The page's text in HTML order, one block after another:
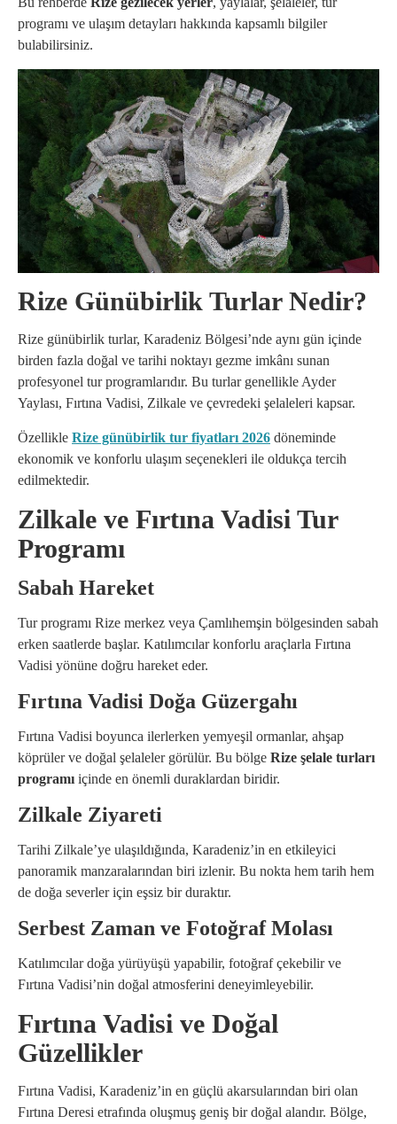
programı ve ulaşım detayları hakkında kapsamlı bilgiler
bulabilirsiniz.
Rize Günübirlik Turlar Nedir?
Rize günübirlik turlar, Karadeniz Bölgesi’nde aynı gün içinde
birden fazla doğal ve tarihi noktayı gezme imkânı sunan
profesyonel tur programlarıdır. Bu turlar genellikle Ayder
Yaylası, Fırtına Vadisi, Zilkale ve çevredeki şelaleleri kapsar.
Özellikle Rize günübirlik tur fiyatları 2026 döneminde
ekonomik ve konforlu ulaşım seçenekleri ile oldukça tercih
edilmektedir.
Zilkale ve Fırtına Vadisi Tur
Programı
Sabah Hareket
Tur programı Rize merkez veya Çamlıhemşin bölgesinden sabah
erken saatlerde başlar. Katılımcılar konforlu araçlarla Fırtına
Vadisi yönüne doğru hareket eder.
Fırtına Vadisi Doğa Güzergahı
Fırtına Vadisi boyunca ilerlerken yemyeşil ormanlar, ahşap
köprüler ve doğal şelaleler görülür. Bu bölge Rize şelale turları
programı içinde en önemli duraklardan biridir.
Zilkale Ziyareti
Tarihi Zilkale’ye ulaşıldığında, Karadeniz’in en etkileyici
panoramik manzaralarından biri izlenir. Bu nokta hem tarih hem
de doğa severler için eşsiz bir duraktır.
Serbest Zaman ve Fotoğraf Molası
Katılımcılar doğa yürüyüşü yapabilir, fotoğraf çekebilir ve
Fırtına Vadisi’nin doğal atmosferini deneyimleyebilir.
Fırtına Vadisi ve Doğal
Güzellikler
Fırtına Vadisi, Karadeniz’in en güçlü akarsularından biri olan
Fırtına Deresi etrafında oluşmuş geniş bir doğal alandır. Bölge,